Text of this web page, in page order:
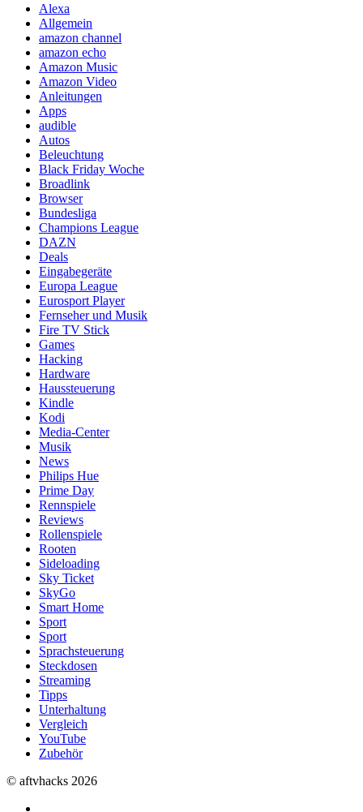
Alexa
Allgemein
amazon channel
amazon echo
Amazon Music
Amazon Video
Anleitungen
Apps
audible
Autos
Beleuchtung
Black Friday Woche
Broadlink
Browser
Bundesliga
Champions League
DAZN
Deals
Eingabegeräte
Europa League
Eurosport Player
Fernseher und Musik
Fire TV Stick
Games
Hacking
Hardware
Haussteuerung
Kindle
Kodi
Media-Center
Musik
News
Philips Hue
Prime Day
Rennspiele
Reviews
Rollenspiele
Rooten
Sideloading
Sky Ticket
SkyGo
Smart Home
Sport
Sport
Sprachsteuerung
Steckdosen
Streaming
Tipps
Unterhaltung
Vergleich
YouTube
Zubehör
© aftvhacks 2026